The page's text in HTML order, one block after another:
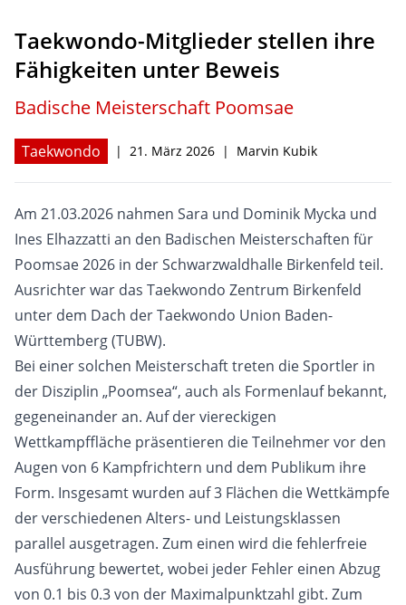
Hagsfelder Stuben Kontakt
Taekwondo-Mitglieder stellen ihre
Fähigkeiten unter Beweis
Badische Meisterschaft Poomsae
Taekwondo | 21. März 2026 | Marvin Kubik
Am 21.03.2026 nahmen Sara und Dominik Mycka und
Ines Elhazzatti an den Badischen Meisterschaften für
Poomsae 2026 in der Schwarzwaldhalle Birkenfeld teil.
Ausrichter war das Taekwondo Zentrum Birkenfeld
unter dem Dach der Taekwondo Union Baden-
Württemberg (TUBW).
Bei einer solchen Meisterschaft treten die Sportler in
der Disziplin „Poomsea“, auch als Formenlauf bekannt,
gegeneinander an. Auf der viereckigen
Wettkampffläche präsentieren die Teilnehmer vor den
Augen von 6 Kampfrichtern und dem Publikum ihre
Form. Insgesamt wurden auf 3 Flächen die Wettkämpfe
der verschiedenen Alters- und Leistungsklassen
parallel ausgetragen. Zum einen wird die fehlerfreie
Ausführung bewertet, wobei jeder Fehler einen Abzug
von 0.1 bis 0.3 von der Maximalpunktzahl gibt. Zum